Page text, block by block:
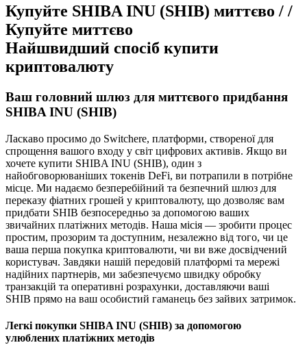
Купуйте SHIBA INU (SHIB) миттєво / /
Купуйте миттєво
Найшвидший спосіб купити
криптовалюту
Ваш головний шлюз для миттєвого придбання
SHIBA INU (SHIB)
Ласкаво просимо до Switchere, платформи, створеної для
спрощення вашого входу у світ цифрових активів. Якщо ви
хочете купити SHIBA INU (SHIB), один з
найобговорюваніших токенів DeFi, ви потрапили в потрібне
місце. Ми надаємо безперебійний та безпечний шлюз для
переказу фіатних грошей у криптовалюту, що дозволяє вам
придбати SHIB безпосередньо за допомогою ваших
звичайних платіжних методів. Наша місія — зробити процес
простим, прозорим та доступним, незалежно від того, чи це
ваша перша покупка криптовалюти, чи ви вже досвідчений
користувач. Завдяки нашій передовій платформі та мережі
надійних партнерів, ми забезпечуємо швидку обробку
транзакцій та оперативні розрахунки, доставляючи ваші
SHIB прямо на ваш особистий гаманець без зайвих затримок.
Легкі покупки SHIBA INU (SHIB) за допомогою
улюблених платіжних методів